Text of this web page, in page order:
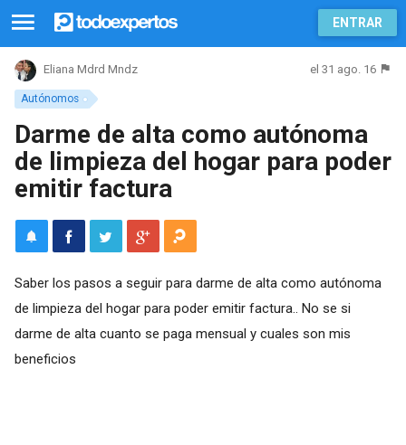
ENTRAR
Autónomos
Eliana Mdrd Mndz el 31 ago. 16
Darme de alta como autónoma
de limpieza del hogar para poder
emitir factura
Saber los pasos a seguir para darme de alta como autónoma
de limpieza del hogar para poder emitir factura.. No se si
darme de alta cuanto se paga mensual y cuales son mis
beneficios